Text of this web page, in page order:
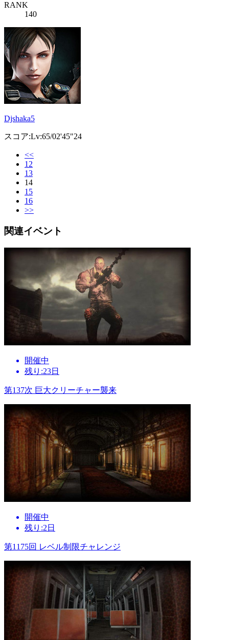
RANK
140
Djshaka5
スコア:Lv:65/02'45"24
<<
12
13
14
15
16
>>
関連イベント
開催中
残り:23日
第137次 巨大クリーチャー襲来
開催中
残り:2日
第1175回 レベル制限チャレンジ